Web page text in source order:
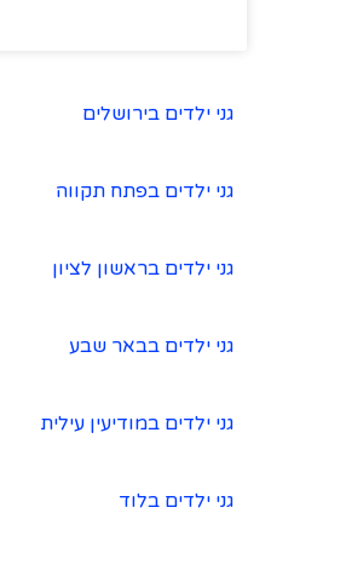
גני ילדים בירושלים
גני ילדים בפתח תקווה
גני ילדים בראשון לציון
גני ילדים בבאר שבע
גני ילדים במודיעין עילית
גני ילדים בלוד